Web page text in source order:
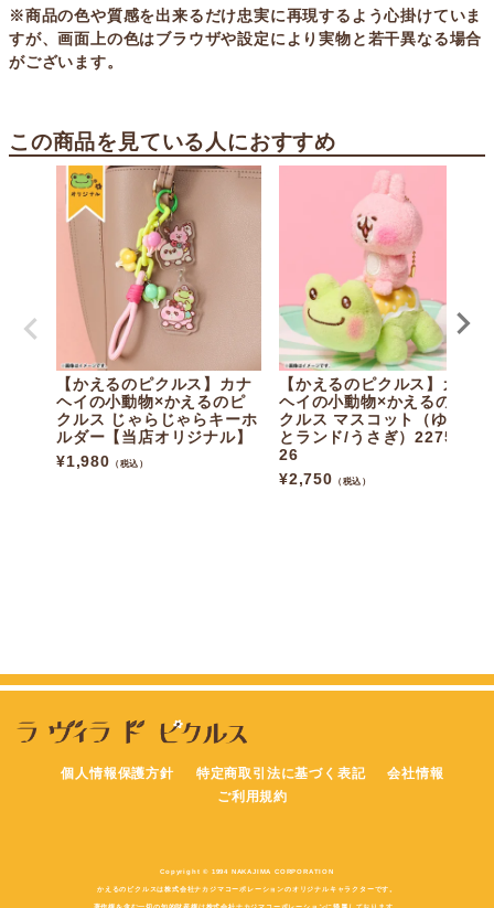
※商品の色や質感を出来るだけ忠実に再現するよう心掛けていま
すが、画面上の色はブラウザや設定により実物と若干異なる場合
がございます。
この商品を見ている人におすすめ
【かえるのピクルス】カナ
ヘイの小動物×かえるのピ
クルス じゃらじゃらキーホ
ルダー【当店オリジナル】
¥1,980 （税込）
【かえるのピクルス】カナ
ヘイの小動物×かえるのピ
クルス マスコット（ゆるっ
とランド/うさぎ）227546-
26
¥2,750 （税込）
個人情報保護方針 特定商取引法に基づく表記
会社情報
ご利用規約
Copyright © 1994 NAKAJIMA CORPORATION
かえるのピクルスは株式会社ナカジマコーポレーションのオリジナルキャラクターです。
著作権を含む一切の知的財産権は株式会社ナカジマコーポレーションに帰属しております。